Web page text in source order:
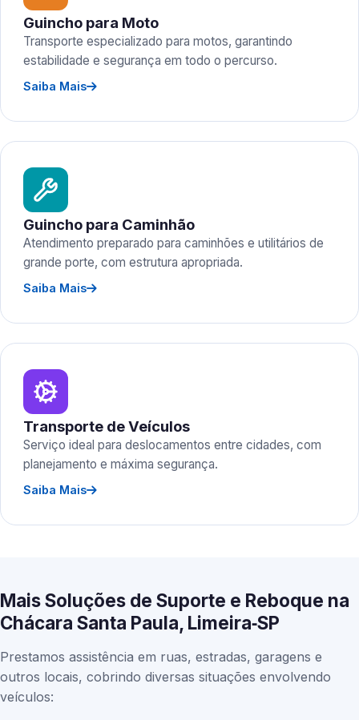
Guincho para Moto
Transporte especializado para motos, garantindo
estabilidade e segurança em todo o percurso.
Saiba Mais
Guincho para Caminhão
Atendimento preparado para caminhões e utilitários de
grande porte, com estrutura apropriada.
Saiba Mais
Transporte de Veículos
Serviço ideal para deslocamentos entre cidades, com
planejamento e máxima segurança.
Saiba Mais
Mais Soluções de Suporte e Reboque na
Chácara Santa Paula, Limeira‑SP
Prestamos assistência em ruas, estradas, garagens e
outros locais, cobrindo diversas situações envolvendo
veículos: